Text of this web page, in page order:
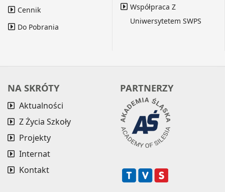
Cennik
Do Pobrania
Współpraca Z
Uniwersytetem SWPS
NA SKRÓTY
Aktualności
Z Życia Szkoły
Projekty
Internat
Kontakt
PARTNERZY